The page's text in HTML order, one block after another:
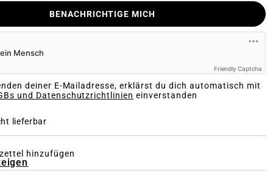
BENACHRICHTIGE MICH
Friendly Captcha
deiner E-Mailadresse, erklärst du dich automatisch mit
und Datenschutzrichtlinien einverstanden
lieferbar
hinzufügen